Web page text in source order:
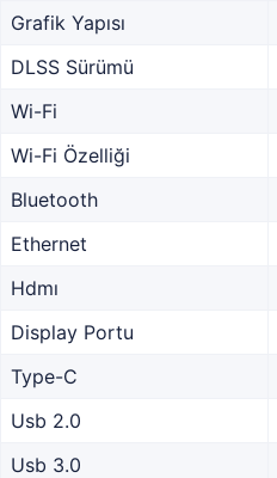
Grafik Yapısı
DLSS Sürümü
Wi-Fi
Wi-Fi Özelliği
Bluetooth
Ethernet
Hdmı
Display Portu
Type-C
Usb 2.0
Usb 3.0